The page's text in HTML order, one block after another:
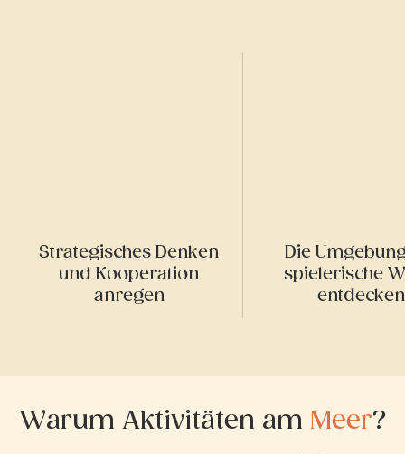
Strategisches Denken
und Kooperation
anregen
Die
spielerische
entdecken
Warum Aktivitäten am Meer?